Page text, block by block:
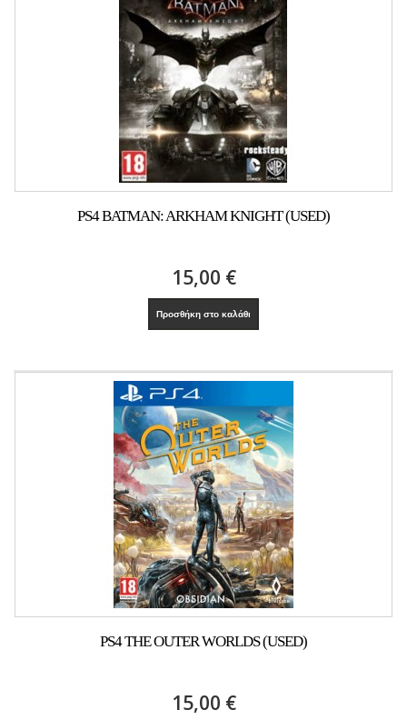
PS4 BATMAN: ARKHAM KNIGHT (USED)
15,00 €
Προσθήκη στο καλάθι
PS4 THE OUTER WORLDS (USED)
15,00 €